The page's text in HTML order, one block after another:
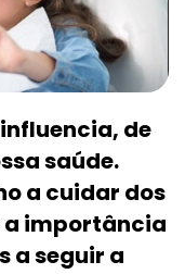
de
saúde.
a cuidar dos
importância
a seguir a